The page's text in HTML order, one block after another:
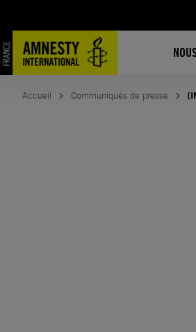
contenu
Accueil Communiqués de presse